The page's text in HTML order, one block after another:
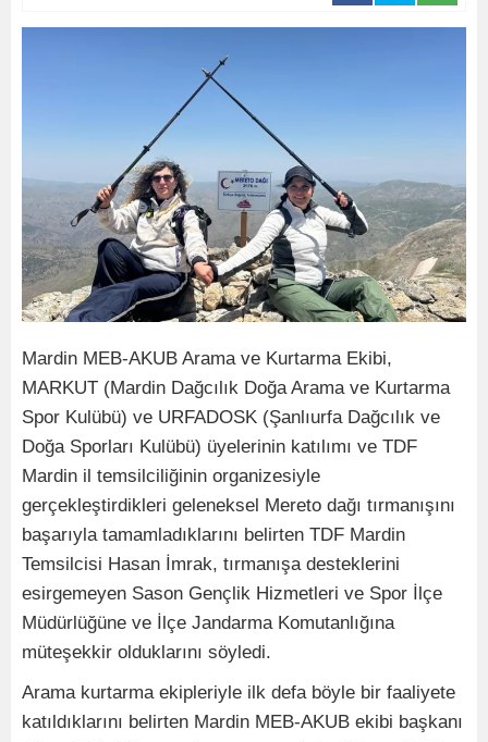
Mardin MEB-AKUB Arama ve Kurtarma Ekibi,
MARKUT (Mardin Dağcılık Doğa Arama ve Kurtarma
Spor Kulübü) ve URFADOSK (Şanlıurfa Dağcılık ve
Doğa Sporları Kulübü) üyelerinin katılımı ve TDF
Mardin il temsilciliğinin organizesiyle
gerçekleştirdikleri geleneksel Mereto dağı tırmanışını
başarıyla tamamladıklarını belirten TDF Mardin
Temsilcisi Hasan İmrak, tırmanışa desteklerini
esirgemeyen Sason Gençlik Hizmetleri ve Spor İlçe
Müdürlüğüne ve İlçe Jandarma Komutanlığına
müteşekkir olduklarını söyledi.
Arama kurtarma ekipleriyle ilk defa böyle bir faaliyete
katıldıklarını belirten Mardin MEB-AKUB ekibi başkanı